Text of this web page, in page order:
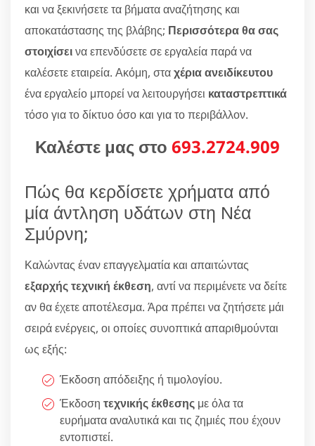
και να ξεκινήσετε τα βήματα αναζήτησης και
αποκατάστασης της βλάβης; Περισσότερα θα σας
στοιχίσεινα επενδύσετε σε εργαλεία παρά να
καλέσετε εταιρεία. Ακόμη, σταχέρια ανειδίκευτου
ένα εργαλείο μπορεί να λειτουργήσει καταστρεπτικά
τόσο για το δίκτυο όσο και για το περιβάλλον.
Καλέστε μας στο 693.2724.909
Πώς θα κερδίσετε χρήματα από
μία άντληση υδάτων στη Νέα
Σμύρνη;
Καλώντας έναν επαγγελματία και απαιτώντας
εξαρχής τεχνική έκθεση, αντί να περιμένετε να δείτε
αν θα έχετε αποτέλεσμα. Άρα πρέπει να ζητήσετε μάι
σειρά ενέργεις, οι οποίες συνοπτικά απαριθμούνται
ως εξής:
Έκδοση απόδειξης ή τιμολογίου.
Έκδοση τεχνικής έκθεσης με όλα τα
ευρήματα αναλυτικά και τις ζημιές που έχουν
εντοπιστεί.